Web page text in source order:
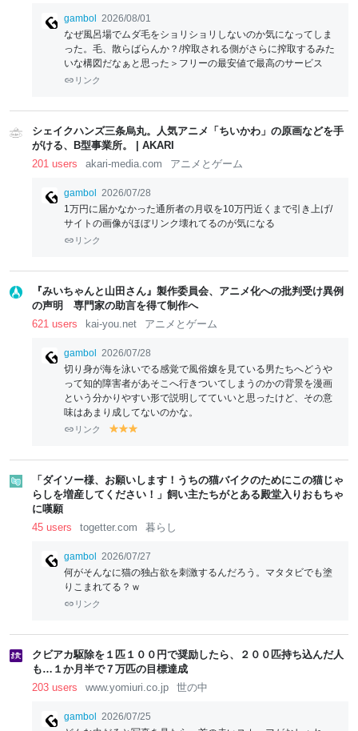
gambol
2026/08/01
なぜ風呂場でムダ毛をショリショリしないのか気になってしま
った。毛、散らばらんか？/搾取される側がさらに搾取するみた
いな構図だなぁと思った＞フリーの最安値で最高のサービス
リンク
シェイクハンズ三条烏丸。人気アニメ「ちいかわ」の原画などを手
がける、B型事業所。 | AKARI
201 users
akari-media.com アニメとゲーム
gambol
2026/07/28
1万円に届かなかった通所者の月収を10万円近くまで引き上げ/
サイトの画像がほぼリンク壊れてるのが気になる
リンク
『みいちゃんと山田さん』製作委員会、アニメ化への批判受け異例
の声明 専門家の助言を得て制作へ
621 users
kai-you.net アニメとゲーム
gambol
2026/07/28
切り身が海を泳いでる感覚で風俗嬢を見ている男たちへどうや
って知的障害者があそこへ行きついてしまうのかの背景を漫画
という分かりやすい形で説明してていいと思ったけど、その意
味はあまり成してないのかな。
リンク
y
lo
w
y
lo
w
lo
w
「ダイソー様、お願いします！うちの猫バイクのためにこの猫じゃ
らしを増産してください！」飼い主たちがとある殿堂入りおもちゃ
に嘆願
45 users
togetter.com 暮らし
gambol
2026/07/27
何がそんなに猫の独占欲を刺激するんだろう。マタタビでも塗
りこまれてる？ｗ
リンク
クビアカ駆除を１匹１００円で奨励したら、２００匹持ち込んだ人
も…１か月半で７万匹の目標達成
203 users
www.yomiuri.co.jp 世の中
gambol
2026/07/25